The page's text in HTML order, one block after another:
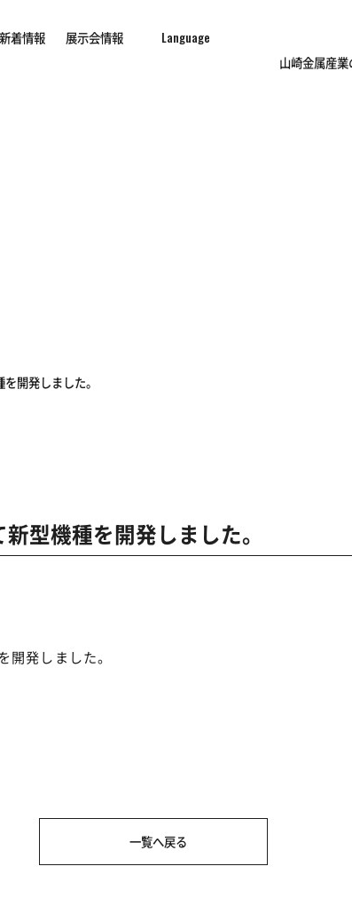
新着情報
展示会情報
山崎金属産
開発しました。
型機種を開発しました。
開発しました。
一覧へ戻る